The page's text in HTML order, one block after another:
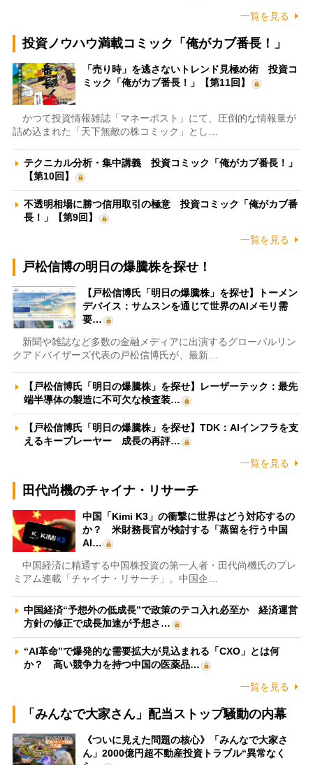
一覧を見る
投資ノウハウ満載コミック「俺がカブ番長！」
「売り時」を逃さないトレンド見極め術 投資コ
ミック「俺がカブ番長！」【第11回】
かつて投資情報雑誌「マネーポスト」にて、圧倒的な情報量が
詰め込まれた「天下無敵の株コミック」とし…
テクニカル分析・集中講義 投資コミック「俺がカブ番長！」
【第10回】
不透明相場に勝つ信用取引の極意 投資コミック「俺がカブ番
長！」【第9回】
一覧を見る
戸松信博の明日の爆騰株を探せ！
【戸松信博氏「明日の爆騰株」を探せ】トーメン
デバイス：サムスンを通じて世界のAIメモリ需
要…
新聞や雑誌など多数の金融メディアに出演するグローバルリン
クアドバイザーズ代表の戸松信博氏が、最新…
【戸松信博氏「明日の爆騰株」を探せ】レーザーテック：最先
端半導体の製造に不可欠な検査装…
【戸松信博氏「明日の爆騰株」を探せ】TDK：AIインフラを支
えるキープレーヤー 成長の再評…
一覧を見る
田代尚機のチャイナ・リサーチ
中国「Kimi K3」の衝撃に世界はどう対応するの
か？ 米財務長官が検討する「蒸留を行う中国
AI…
中国経済に精通する中国株投資の第一人者・田代尚機氏のプレ
ミアム連載「チャイナ・リサーチ」。中国企…
中国経済“予想外の低成長”で政策のテコ入れ必至か 経済運営
方針の修正で成長加速が予想さ…
“AI革命”で爆発的な需要拡大が見込まれる「CXO」とは何
か？ 高い競争力を持つ中国の医薬品…
一覧を見る
「みんなで大家さん」配当ストップ騒動の内幕
《ついに見えた問題の核心》「みんなで大家さ
ん」2000億円超不動産投資トラブル“異常なく